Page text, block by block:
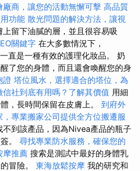
商，讓您的活動無懈可擊 高品質
功能 散光問題的解決方法，讓視
上留下油膩的層，並且很容易吸
關鍵字 在大多數情況下，
直是一種有效的護理化妝品。 奶
了您的身體，而且還會喚醒您的身
證 塔位風水，選擇適合的塔位，為
信社到底有用嗎？了解其價值 用細
，長時間保留在皮膚上。 到府外
，專業搬家公司提供全方位搬遷服
到該產品，因為Nivea產品的瓶子
。 尋找專業防水服務，確保您的
摩推薦 搜索是測試中最好的身體乳
冒險。 東海放鬆按摩 我的研究和